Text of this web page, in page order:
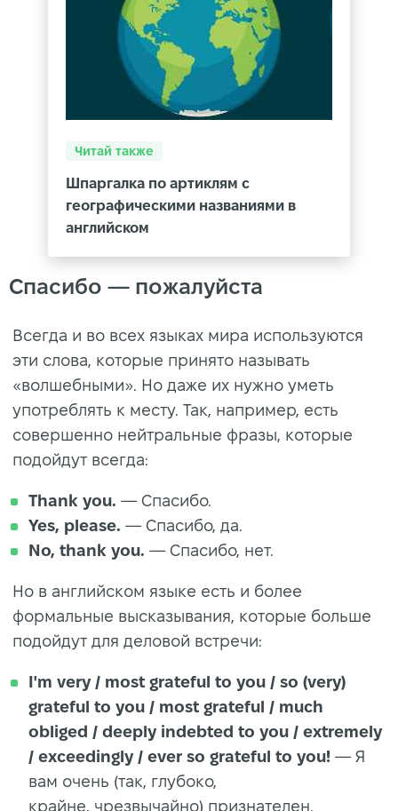
Читай также
Шпаргалка по артиклям с
географическими названиями в
английском
Спасибо — пожалуйста
Всегда и во всех языках мира используются
эти слова, которые принято называть
«волшебными». Но даже их нужно уметь
употреблять к месту. Так, например, есть
совершенно нейтральные фразы, которые
подойдут всегда:
Thank you. — Спасибо.
Yes, please. — Спасибо, да.
No, thank you. — Спасибо, нет.
Но в английском языке есть и более
формальные высказывания, которые больше
подойдут для деловой встречи:
I'm very / most grateful to you / so (very)
grateful to you / most grateful / much
obliged / deeply indebted to you / extremely
/ exceedingly / ever so grateful to you! — Я
вам очень (так, глубоко,
крайне, чрезвычайно) признателен.